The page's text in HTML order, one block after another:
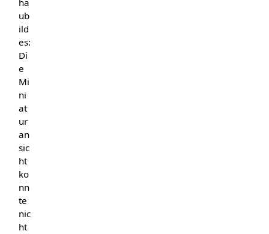
ub
ild
es:
Di
e
Mi
ni
at
ur
an
sic
ht
ko
nn
te
nic
ht